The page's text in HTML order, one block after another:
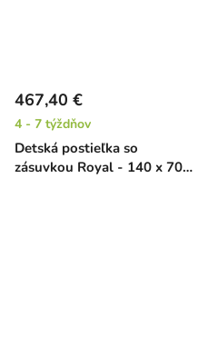
Detská postieľka so
zásuvkou Royal - 140 x 70
467,40 €
4 - 7 týždňov